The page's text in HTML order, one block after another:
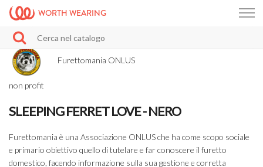
WORTH WEARING
Furettomania ONLUS
non profit
SLEEPING FERRET LOVE - NERO
Furettomania è una Associazione ONLUS che ha come scopo sociale
e primario obiettivo quello di tutelare e far conoscere il furetto
domestico, facendo informazione sulla sua gestione e corretta